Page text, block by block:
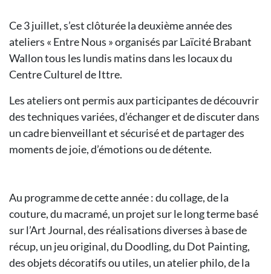
Ce 3 juillet, s’est clôturée la deuxième année des
ateliers « Entre Nous » organisés par Laïcité Brabant
Wallon tous les lundis matins dans les locaux du
Centre Culturel de Ittre.
Les ateliers ont permis aux participantes de découvrir
des techniques variées, d’échanger et de discuter dans
un cadre bienveillant et sécurisé et de partager des
moments de joie, d’émotions ou de détente.
Au programme de cette année : du collage, de la
couture, du macramé, un projet sur le long terme basé
sur l’Art Journal, des réalisations diverses à base de
récup, un jeu original, du Doodling, du Dot Painting,
des objets décoratifs ou utiles, un atelier philo, de la